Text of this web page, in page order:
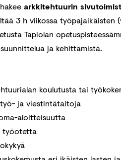
arkkitehtuurin
3 h viikossa työpajaikäisten
Tapiolan
ja kehittämistä.
koulutusta tai
ja viestintätaitoja
aloitteisuutta
työotetta